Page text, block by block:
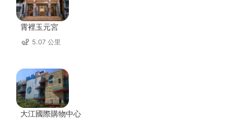
霄裡玉元宮
5.07 公里
大江國際購物中心